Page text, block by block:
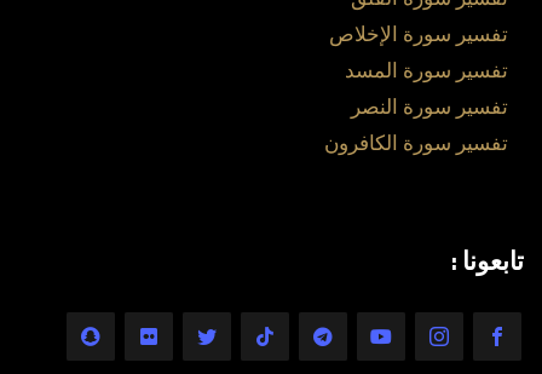
تفسير سورة الإخلاص
تفسير سورة المسد
تفسير سورة النصر
تفسير سورة الكافرون
تابعونا :